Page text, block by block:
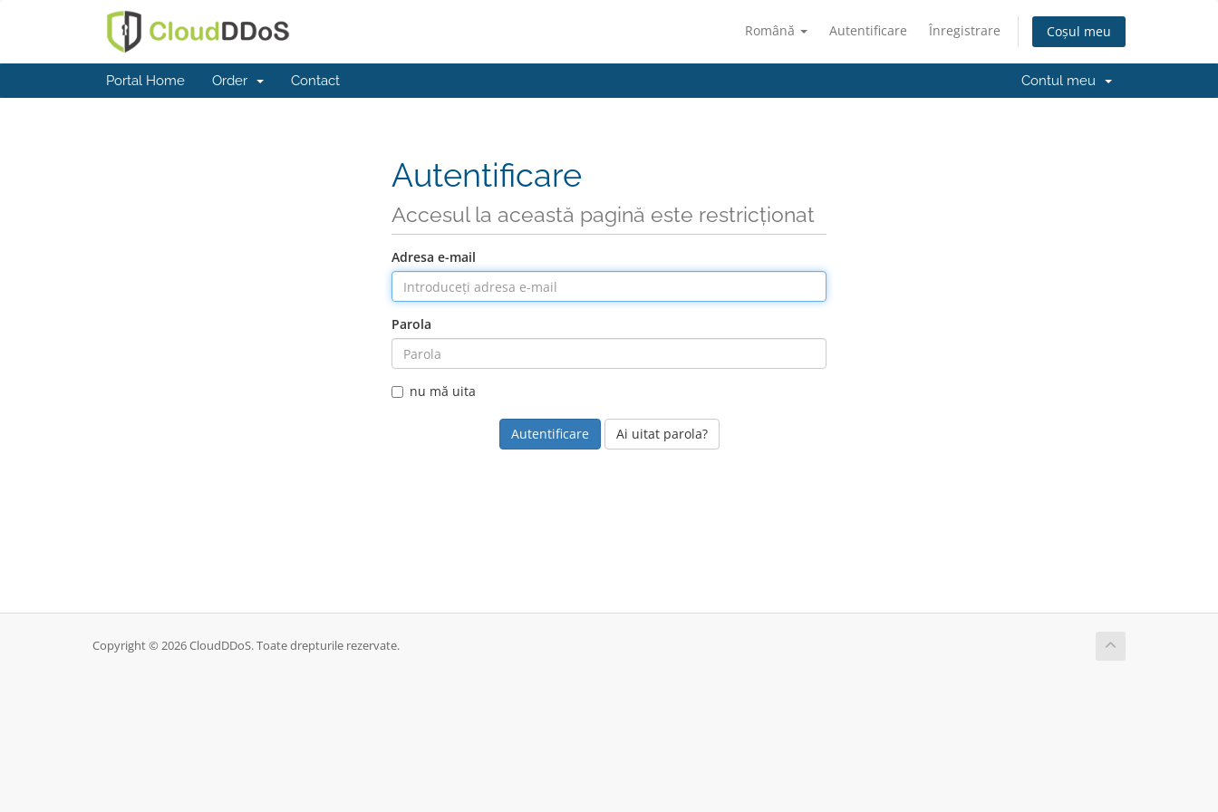
Română Autentificare Înregistrare Coșul meu
Portal Home Order Contact Contul meu
Autentificare
Accesul la această pagină este restricționat
Adresa e-mail
Parola
nu mă uita
Ai uitat parola?
Copyright © 2026 CloudDDoS. Toate drepturile rezervate.